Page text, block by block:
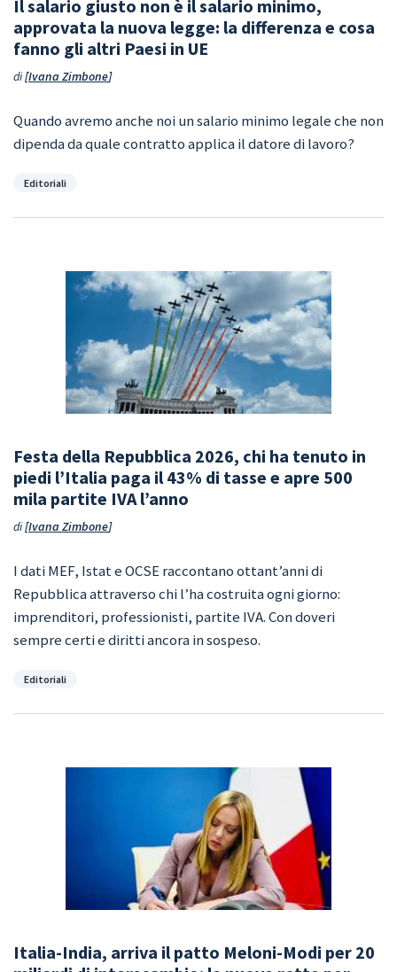
Il salario giusto non è il salario minimo,
approvata la nuova legge: la differenza e cosa
fanno gli altri Paesi in UE
di Ivana Zimbone
Quando avremo anche noi un salario minimo legale che non
dipenda da quale contratto applica il datore di lavoro?
Categorie
Editoriali
Festa della Repubblica 2026, chi ha tenuto in
piedi l’Italia paga il 43% di tasse e apre 500
mila partite IVA l’anno
di Ivana Zimbone
I dati MEF, Istat e OCSE raccontano ottant’anni di
Repubblica attraverso chi l’ha costruita ogni giorno:
imprenditori, professionisti, partite IVA. Con doveri
sempre certi e diritti ancora in sospeso.
Categorie
Editoriali
Italia-India, arriva il patto Meloni-Modi per 20